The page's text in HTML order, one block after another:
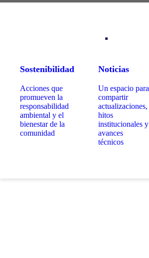
Sostenibilidad
Acciones que
promueven la
responsabilidad
ambiental y el
bienestar de la
comunidad
Noticias
Un espacio para
compartir
actualizaciones,
hitos
institucionales y
avances
técnicos